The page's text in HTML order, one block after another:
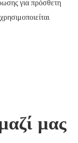
για πρόσθετη
μας